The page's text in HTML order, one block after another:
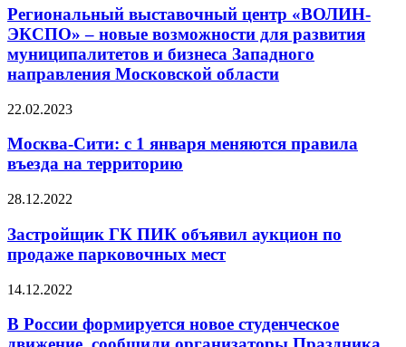
Региональный выставочный центр «ВОЛИН-
ЭКСПО» – новые возможности для развития
муниципалитетов и бизнеса Западного
направления Московской области
22.02.2023
Москва-Сити: с 1 января меняются правила
въезда на территорию
28.12.2022
Застройщик ГК ПИК объявил аукцион по
продаже парковочных мест
14.12.2022
В России формируется новое студенческое